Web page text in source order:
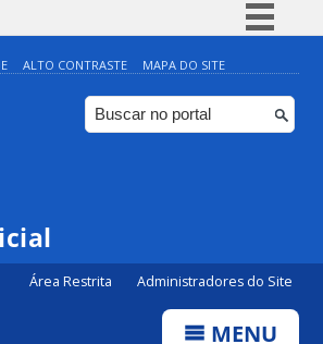
Simplifique!
Comunica BR
Participe
ALTO CONTRASTE MAPA DO SITE
Área Restrita Administradores do Site
MENU